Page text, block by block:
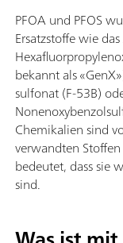
PFOA und PFOS
Ersatzstoffe wie
bekannt als
sulfonat (F-53B)
Chemikalien sind
verwandten
bedeutet, dass sie
sind.